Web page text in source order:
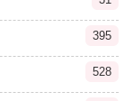
395
528